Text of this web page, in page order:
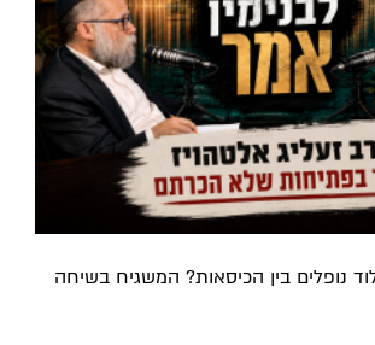
נופלים בין הכיסאות? המשגיח בשיחה